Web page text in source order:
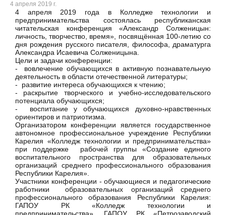
4 апреля 2019 г.
4 апреля 2019 года в Колледже технологии и
предпринимательства состоялась республиканская
читательская конференция «Александр Солженицын:
личность, творчество, время», посвящённая 100-летию со
дня рождения русского писателя, философа, драматурга
Александра Исаевича Солженицына.
Цели и задачи конференции:
- вовлечение обучающихся в активную познавательную
деятельность в области отечественной литературы;
- развитие интереса обучающихся к чтению;
- раскрытие творческого и учебно-исследовательского
потенциала обучающихся;
- воспитание у обучающихся духовно-нравственных
ориентиров и патриотизма.
Организатором конференции является государственное
автономное профессиональное учреждение Республики
Карелия «Колледж технологии и предпринимательства»
при поддержке рабочей группы «Создание единого
воспитательного пространства для образовательных
организаций среднего профессионального образования
Республики Карелия».
Участники конференции - обучающиеся и педагогические
работники образовательных организаций среднего
профессионального образования Республики Карелия:
ГАПОУ РК «Колледж технологии и